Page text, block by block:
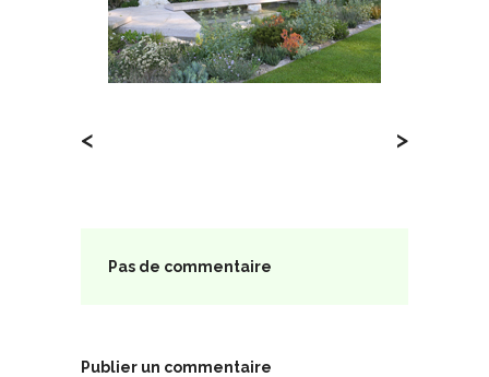
< >
Pas de commentaire
Publier un commentaire